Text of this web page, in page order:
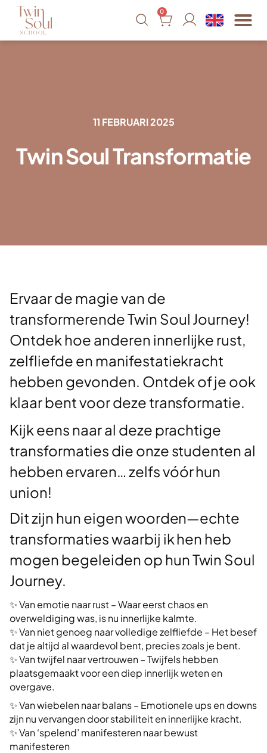
0
11 FEBRUARI 2025
Twin Soul Transformatie
Ervaar de magie van de
transformerende Twin Soul Journey!
Ontdek hoe anderen innerlijke rust,
zelfliefde en manifestatiekracht
hebben gevonden. Ontdek of je ook
klaar bent voor deze transformatie.
Kijk eens naar al deze prachtige
transformaties die onze studenten al
hebben ervaren… zelfs vóór hun
union!
Dit zijn hun eigen woorden—echte
transformaties waarbij ik hen heb
mogen begeleiden op hun Twin Soul
Journey.
✨ Van emotie naar rust – Waar eerst chaos en
overweldiging was, is nu innerlijke kalmte.
✨ Van niet genoeg naar volledige zelfliefde – Het besef
dat je altijd al waardevol bent, precies zoals je bent.
✨ Van twijfel naar vertrouwen – Twijfels hebben
plaatsgemaakt voor een diep innerlijk weten en
overgave.
✨ Van wiebelen naar balans – Emotionele ups en downs
zijn nu vervangen door stabiliteit en innerlijke kracht.
✨ Van ‘spelend’ manifesteren naar bewust
manifesteren